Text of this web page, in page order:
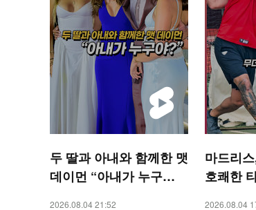
두 딸과 아내와 함께한 맷
데이먼 “아내가 누구
2026.08.04 21:52
마드리
호쾌한
2026.08.04